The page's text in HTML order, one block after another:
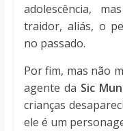
adolescência,
traidor, aliás, o
no passado.
Por fim, mas não
agente da Sic
crianças
ele é um